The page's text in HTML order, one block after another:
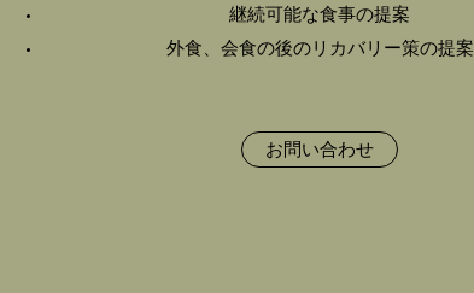
継続可能な食事の提案
​外食、会食の後のリカバリー策の提案
お問い合わせ